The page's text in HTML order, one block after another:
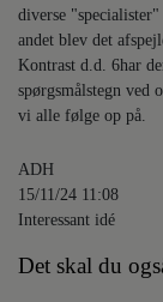
diverse
andet blev det
Kontrast d.d. 6har
spørgsmålstegn ved
vi alle følge op på.
ADH
15/11/24 11:08
Interessant idé
Det skal du